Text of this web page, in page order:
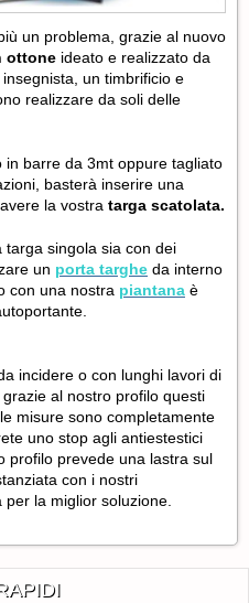
un problema, grazie al nuovo
ottone ideato e realizzato da
un timbrificio e
realizzare da soli delle
barre da 3mt oppure tagliato
basterà inserire una
la vostra targa scatolata.
targa singola sia con dei
un porta targhe da interno
con una nostra piantana è
incidere o con lunghi lavori di
al nostro profilo questi
misure sono completamente
uno stop agli antiestestici
profilo prevede una lastra sul
con i nostri
per la miglior soluzione.